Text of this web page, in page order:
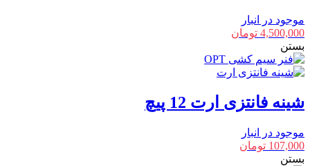
موجود در انبار
4,500,000 تومان
بستن
شینه فانتزی ارت 12 پیچ
موجود در انبار
107,000 تومان
بستن